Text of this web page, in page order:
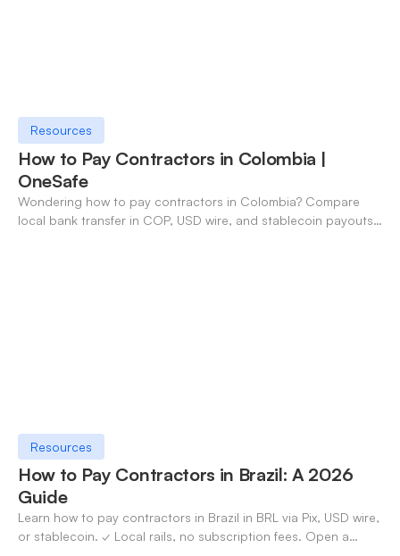
Resources
How to Pay Contractors in Colombia |
OneSafe
Wondering how to pay contractors in Colombia? Compare
local bank transfer in COP, USD wire, and stablecoin payouts.
Resources
How to Pay Contractors in Brazil: A 2026
Guide
Learn how to pay contractors in Brazil in BRL via Pix, USD wire,
or stablecoin. ✓ Local rails, no subscription fees. Open a